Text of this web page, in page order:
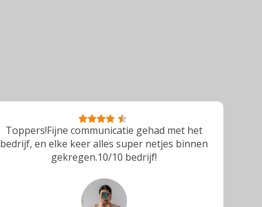
Toppers!Fijne communicatie gehad met het
bedrijf, en elke keer alles super netjes binnen
gekregen.10/10 bedrijf!